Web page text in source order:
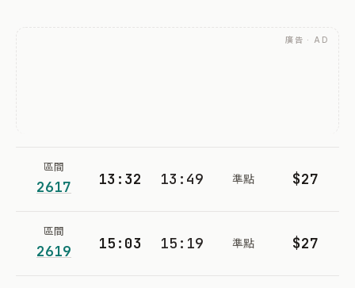
廣告 · AD
區間
2617 13:32 13:49 準點 $27
區間
2619 15:03 15:19 準點 $27